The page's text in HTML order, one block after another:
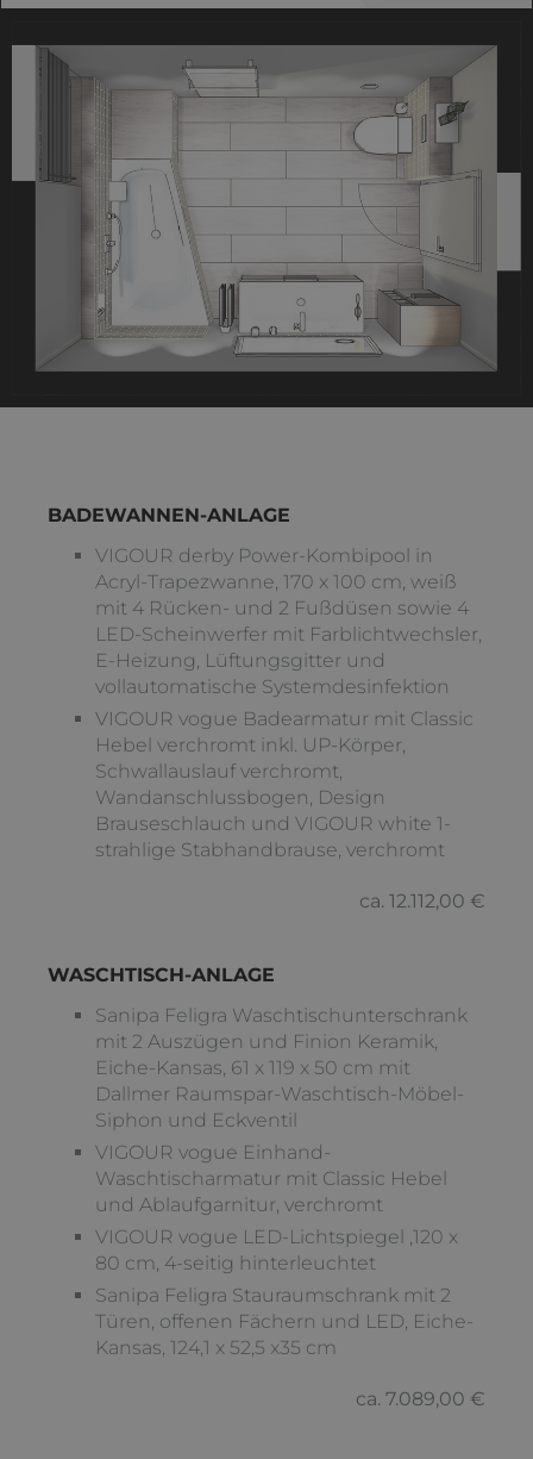
BADEWANNEN-ANLAGE
VIGOUR derby Power-Kombipool in
Acryl-Trapezwanne, 170 x 100 cm, weiß
mit 4 Rücken- und 2 Fußdüsen sowie 4
LED-Scheinwerfer mit Farblichtwechsler,
E-Heizung, Lüftungsgitter und
vollautomatische Systemdesinfektion
VIGOUR vogue Badearmatur mit Classic
Hebel verchromt inkl. UP-Körper,
Schwallauslauf verchromt,
Wandanschlussbogen, Design
Brauseschlauch und VIGOUR white 1-
strahlige Stabhandbrause, verchromt
ca. 12.112,00 €
WASCHTISCH-ANLAGE
Sanipa Feligra Waschtischunterschrank
mit 2 Auszügen und Finion Keramik,
Eiche-Kansas, 61 x 119 x 50 cm mit
Dallmer Raumspar-Waschtisch-Möbel-
Siphon und Eckventil
VIGOUR vogue Einhand-
Waschtischarmatur mit Classic Hebel
und Ablaufgarnitur, verchromt
VIGOUR vogue LED-Lichtspiegel ,120 x
80 cm, 4-seitig hinterleuchtet
Sanipa Feligra Stauraumschrank mit 2
Türen, offenen Fächern und LED, Eiche-
Kansas, 124,1 x 52,5 x35 cm
ca. 7.089,00 €